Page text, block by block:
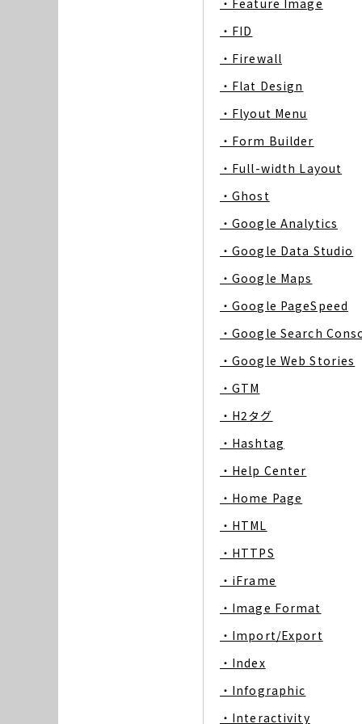
・Feature Image
・FID
・Firewall
・Flat Design
・Flyout Menu
・Form Builder
・Full-width Layout
・Ghost
・Google Analytics
・Google Data Studio
・Google Maps
・Google PageSpeed
・Google Search
・Google Web Stories
・GTM
・H2タグ
・Hashtag
・Help Center
・Home Page
・HTML
・HTTPS
・iFrame
・Image Format
・Import/Export
・Index
・Infographic
・Interactivity